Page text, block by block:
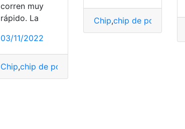
corren muy
rápido. La
03/11/2022
Chip,chip de potencia para autos
Chip,chip de potencia